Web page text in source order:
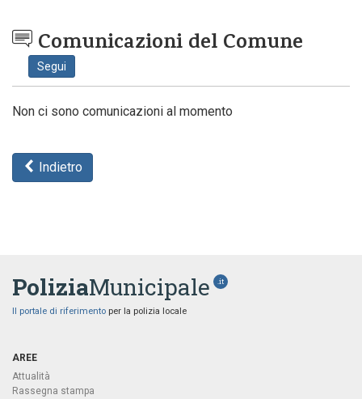
Comunicazioni del Comune
Segui
Non ci sono comunicazioni al momento
Indietro
PoliziaMunicipale .it
Il portale di riferimento per la polizia locale
AREE
Attualità
Rassegna stampa